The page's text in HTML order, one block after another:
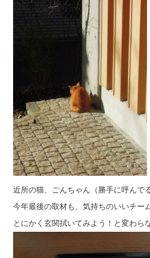
近所の猫、ごんちゃん（勝手に呼んで
今年最後の取材も、気持ちのいいチー
とにかく玄関拭いてみよう！と変わら